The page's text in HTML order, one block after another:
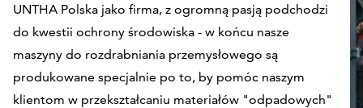
UNTHA Polska jako firma, z ogromną pasją podchodzi
do kwestii ochrony środowiska - w końcu nasze
maszyny do rozdrabniania przemysłowego są
produkowane specjalnie po to, by pomóc naszym
klientom w przekształcaniu materiałów "odpadowych"